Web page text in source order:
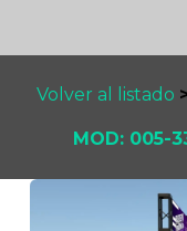
Volver al listado
MOD: 005-